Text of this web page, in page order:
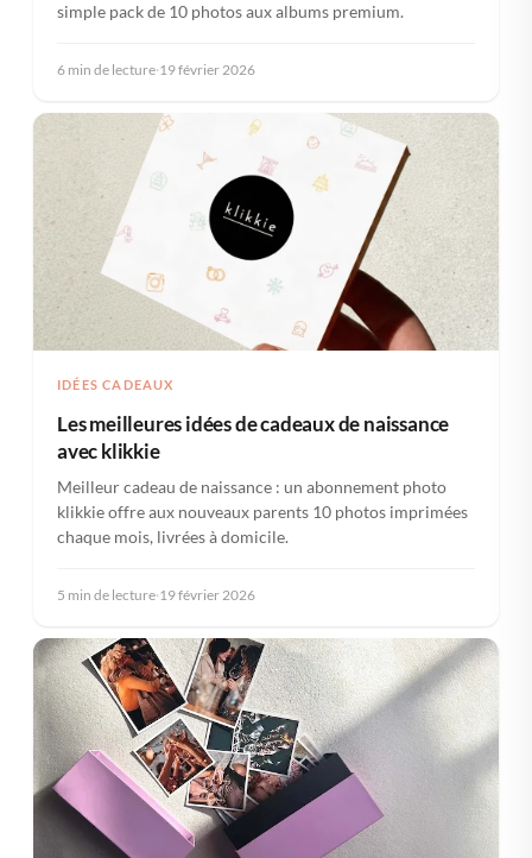
simple pack de 10 photos aux albums premium.
6 min de lecture·19 février 2026
IDÉES CADEAUX
Meilleur cadeau de naissance : un abonnement photo
klikkie offre aux nouveaux parents 10 photos imprimées
chaque mois, livrées à domicile.
5 min de lecture·19 février 2026
Les meilleures idées de cadeaux de naissance
avec klikkie